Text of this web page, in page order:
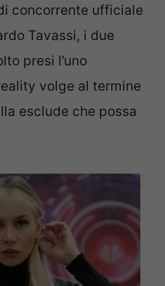
concorrente ufficiale
Tavassi, i due
presi l’uno
volge al termine
esclude che possa